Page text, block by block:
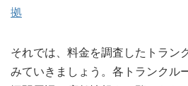
拠
それでは、料金を調査したトラン
みていきましょう。各トランクル